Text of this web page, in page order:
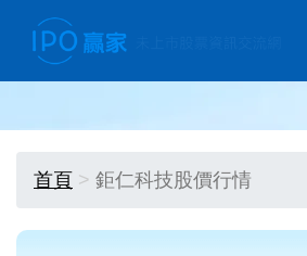
首頁 鉅仁科技股價行情